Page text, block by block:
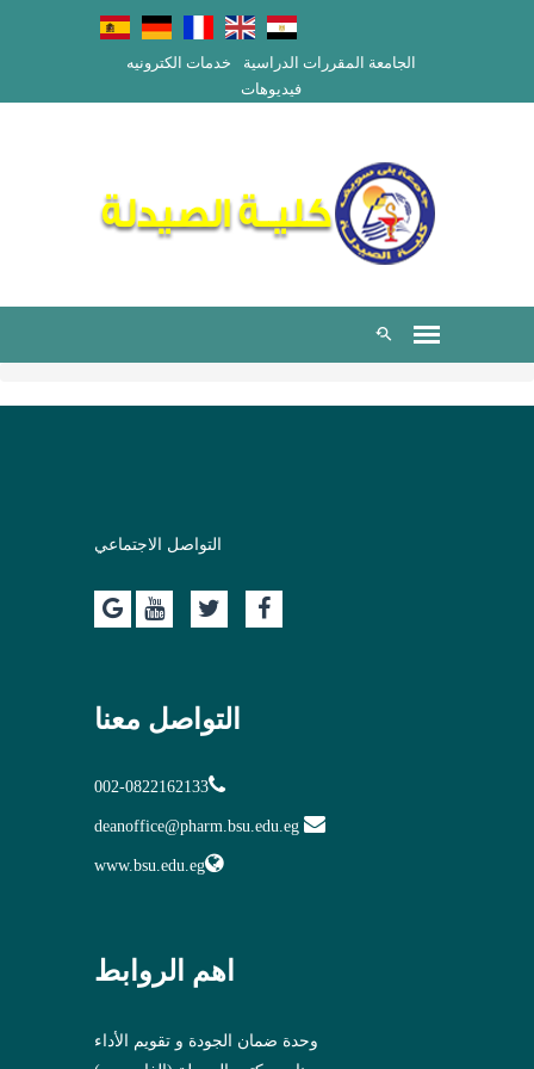
الجامعة المقررات الدراسية
خدمات الكترونيه
فيديوهات
التواصل الاجتماعي
التواصل معنا
002-0822162133
www.bsu.edu.eg
اهم الروابط
وحدة ضمان الجودة و تقويم الأداء